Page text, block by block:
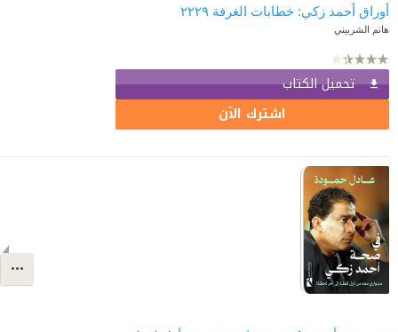
أوراق أحمد زكي: خطابات الغرفة ٢٢٢٩
هانم الشربيني
تحميل الكتاب
اشترك الآن